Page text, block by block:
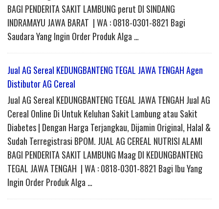
BAGI PENDERITA SAKIT LAMBUNG perut DI SINDANG
INDRAMAYU JAWA BARAT | WA : 0818-0301-8821 Bagi
Saudara Yang Ingin Order Produk Alga …
Jual AG Sereal KEDUNGBANTENG TEGAL JAWA TENGAH Agen
Distibutor AG Cereal
Jual AG Sereal KEDUNGBANTENG TEGAL JAWA TENGAH Jual AG
Cereal Online Di Untuk Keluhan Sakit Lambung atau Sakit
Diabetes | Dengan Harga Terjangkau, Dijamin Original, Halal &
Sudah Terregistrasi BPOM. JUAL AG CEREAL NUTRISI ALAMI
BAGI PENDERITA SAKIT LAMBUNG Maag DI KEDUNGBANTENG
TEGAL JAWA TENGAH | WA : 0818-0301-8821 Bagi Ibu Yang
Ingin Order Produk Alga …